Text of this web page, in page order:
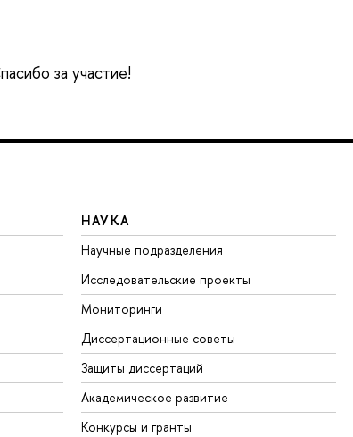
за участие!
НАУКА
Научные подразделения
Исследовательские проекты
Мониторинги
Диссертационные советы
Защиты диссертаций
Академическое развитие
Конкурсы и гранты